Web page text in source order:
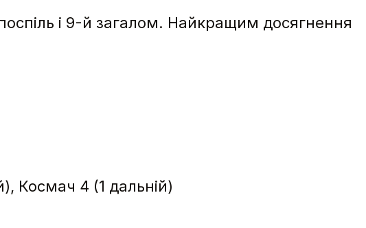
і 9-й загалом. Найкращим досягнення
Космач 4 (1 дальній)